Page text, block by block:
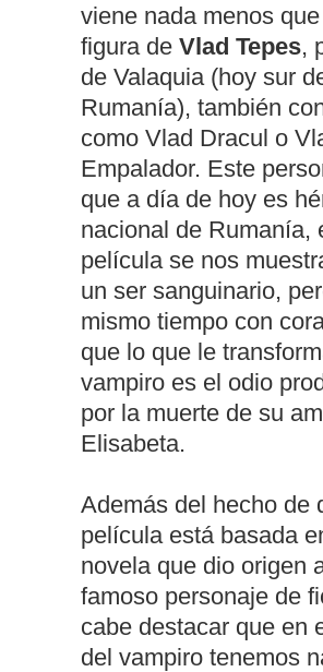
viene nada menos
figura de Vlad Tepes,
de Valaquia (hoy sur
Rumanía), también
como Vlad Dracul o
Empalador. Este
que a día de hoy es
nacional de Rumanía,
película se nos
un ser sanguinario,
mismo tiempo con
que lo que le
vampiro es el odio
por la muerte de su
Elisabeta.
Además del hecho de
película está basada
novela que dio origen
famoso personaje de
cabe destacar que en
del vampiro tenemos